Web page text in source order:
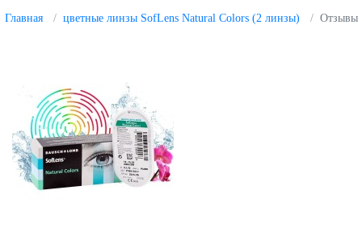
Главная цветные линзы SofLens Natural Colors (2 линзы) Отзывы